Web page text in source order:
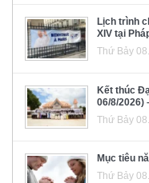
Lịch trình
XIV tại
Thứ Bảy
Kết thúc
06/8/2026)
Thứ Bảy
Mục tiêu
Thứ Bảy